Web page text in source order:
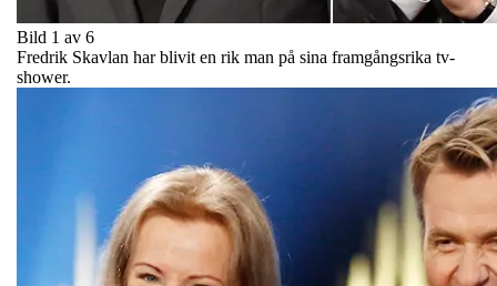
Bild 1 av 6
Fredrik Skavlan har blivit en rik man på sina framgångsrika tv-
shower.